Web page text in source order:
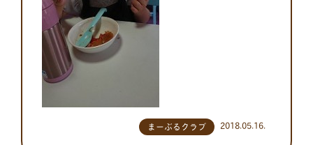
2018.05.16.
まーぶるクラブ